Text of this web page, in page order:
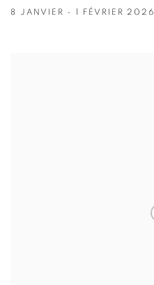
8 JANVIER - 1 FÉVRIER 2026